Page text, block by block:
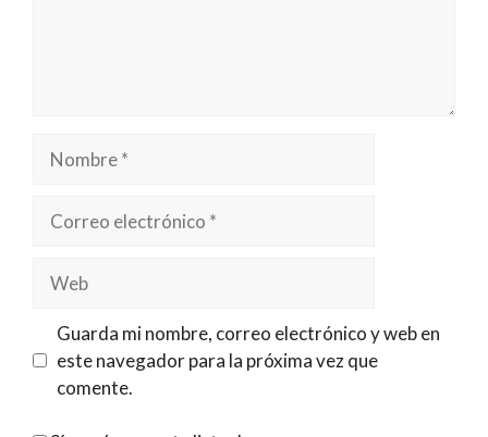
electrónico
Guarda mi nombre, correo electrónico y web en
este navegador para la próxima vez que
comente.